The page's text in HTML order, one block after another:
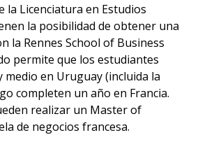
la Licenciatura en Estudios
la posibilidad de obtener una
la Rennes School of Business
permite que los estudiantes
medio en Uruguay (incluida la
completen un año en Francia.
realizar un Master of
de negocios francesa.